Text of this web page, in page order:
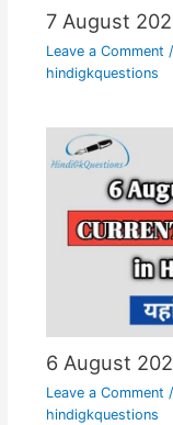
7 August
Leave a Comment /
hindigkquestions
6 August
Leave a Comment /
hindigkquestions